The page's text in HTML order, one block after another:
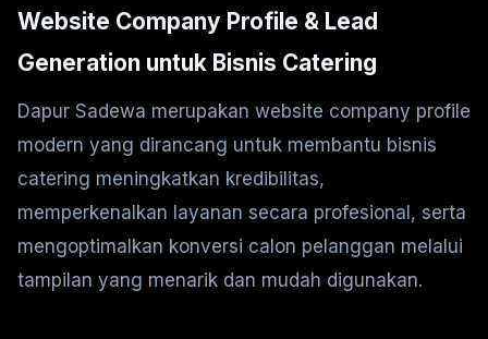
Website Company Profile & Lead
Generation untuk Bisnis Catering
Dapur Sadewa merupakan website company profile
modern yang dirancang untuk membantu bisnis
catering meningkatkan kredibilitas,
memperkenalkan layanan secara profesional, serta
mengoptimalkan konversi calon pelanggan melalui
tampilan yang menarik dan mudah digunakan.